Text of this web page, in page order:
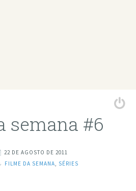
semana #6
22 DE AGOSTO DE 2011
FILME DA SEMANA SÉRIES